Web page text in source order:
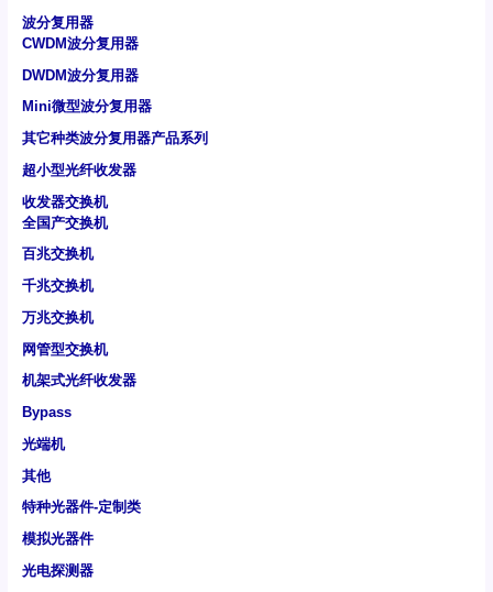
波分复用器
CWDM波分复用器
DWDM波分复用器
Mini微型波分复用器
其它种类波分复用器产品系列
超小型光纤收发器
收发器交换机
全国产交换机
百兆交换机
千兆交换机
万兆交换机
网管型交换机
机架式光纤收发器
Bypass
光端机
其他
特种光器件-定制类
模拟光器件
光电探测器